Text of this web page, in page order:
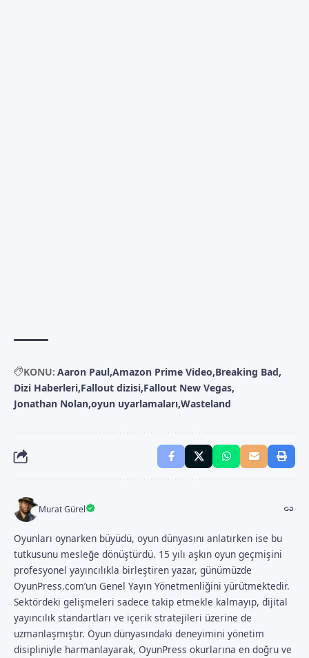
KONU: Aaron Paul Amazon Prime Video Breaking Bad
Dizi Haberleri Fallout dizisi Fallout New Vegas
Jonathan Nolan oyun uyarlamaları Wasteland
Murat Gürel
Oyunları oynarken büyüdü, oyun dünyasını anlatırken ise bu
tutkusunu mesleğe dönüştürdü. 15 yılı aşkın oyun geçmişini
profesyonel yayıncılıkla birleştiren yazar, günümüzde
OyunPress.com’un Genel Yayın Yönetmenliğini yürütmektedir.
Sektördeki gelişmeleri sadece takip etmekle kalmayıp, dijital
yayıncılık standartları ve içerik stratejileri üzerine de
uzmanlaşmıştır. Oyun dünyasındaki deneyimini yönetim
disipliniyle harmanlayarak, OyunPress okurlarına en doğru ve